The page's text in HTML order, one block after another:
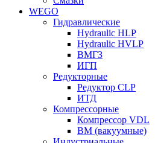
WEGO
Гидравлические
Hydraulic HLP
Hydraulic HVLP
ВМГЗ
ИГП
Редукторные
Редуктор CLP
ИТД
Компрессорные
Компрессор VDL
ВМ (вакуумные)